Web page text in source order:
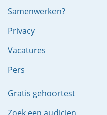
Samenwerken?
Privacy
Vacatures
Pers
Gratis gehoortest